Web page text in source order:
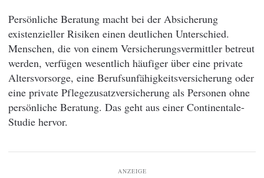
Persönliche Beratung macht bei der Absicherung
existenzieller Risiken einen deutlichen Unterschied.
Menschen, die von einem Versicherungsvermittler betreut
werden, verfügen wesentlich häufiger über eine private
Altersvorsorge, eine Berufsunfähigkeitsversicherung oder
eine private Pflegezusatzversicherung als Personen ohne
persönliche Beratung. Das geht aus einer Continentale-
Studie hervor.
ANZEIGE